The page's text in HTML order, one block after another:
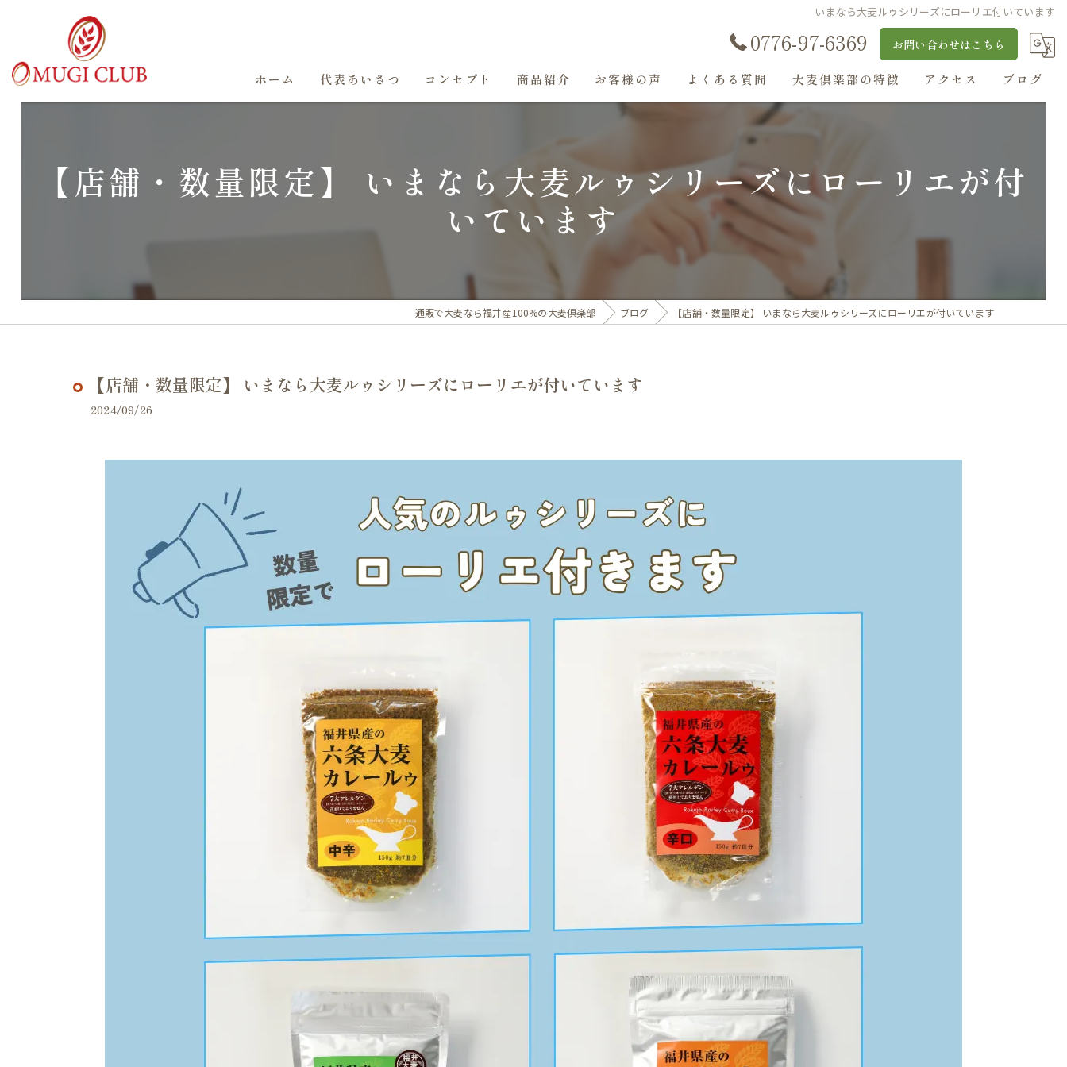
いまなら大麦ルゥシリーズにローリエ付いています
0776-97-6369 お問い合わせはこちら
ホーム 代表あいさつ コンセプト 商品紹介 お客様の声 よくある質問 大麦倶楽部の特徴
麦ストロー
アクセス ブログ
【店舗・数量限定】 いまなら大麦ルゥシリーズにローリエが付
いています
通販で大麦なら福井産100%の大麦倶楽部 ブログ 【店舗・数量限定】 いまなら大麦ルゥシリーズにローリエが付いています
【店舗・数量限定】 いまなら大麦ルゥシリーズにローリエが付いています
2024/09/26